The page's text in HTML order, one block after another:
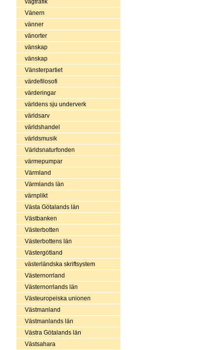
vägtrafik
Vänern
vänner
vänorter
vänskap
vänskap
Vänsterpartiet
värdefilosofi
värderingar
världens sju underverk
världsarv
världshandel
världsmusik
Världsnaturfonden
värmepumpar
Värmland
Värmlands län
värnplikt
Västa Götalands län
Västbanken
Västerbotten
Västerbottens län
Västergötland
västerländska skriftsystem
Västernorrland
Västernorrlands län
Västeuropeiska unionen
Västmanland
Västmanlands län
Västra Götalands län
Västsahara